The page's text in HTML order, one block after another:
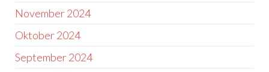
November 2024
Oktober 2024
September 2024